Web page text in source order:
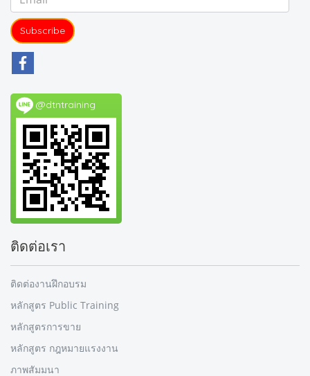
Subscribe
@dtntraining
ติดต่อเรา
ติดต่องานฝึกอบรม
หลักสูตร Public Training
หลักสูตรการขาย
หลักสูตร กฎหมายแรงงาน
ภาพสัมมนา